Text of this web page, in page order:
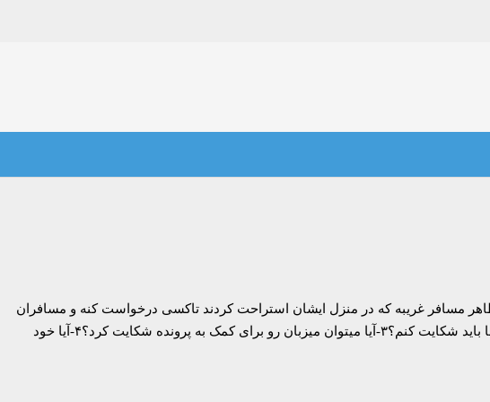
مسافر غریبه که در منزل ایشان استراحت کردند تاکسی درخواست کنه و مسافران
ایشان در انتهای مسیر بین شهری کرایه ۱۰۰ هزار تومنی رو حساب نکنند و فرار کنند ۱-میتونم این پول رو زنده کنم؟۲-از کی و به کجا باید شکایت کنم؟۳-آیا میتوان میزبان رو برای کمک به پرونده شکایت کرد؟۴-آیا خود